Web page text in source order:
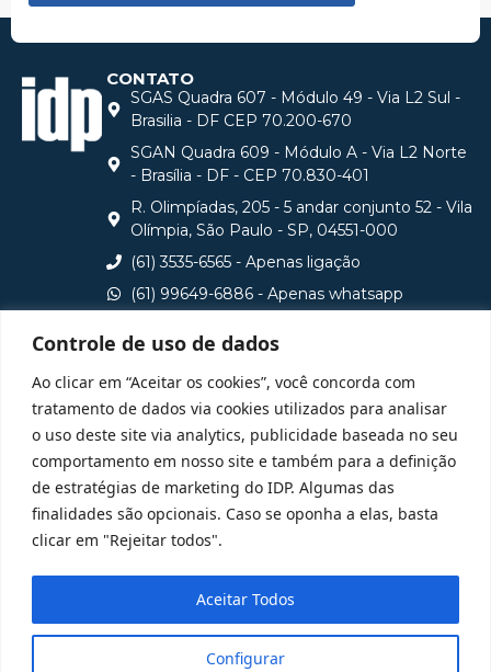
Controle de uso de dados
Ao clicar em “Aceitar os cookies”, você concorda com
tratamento de dados via cookies utilizados para analisar
o uso deste site via analytics, publicidade baseada no seu
comportamento em nosso site e também para a definição
de estratégias de marketing do IDP. Algumas das
finalidades são opcionais. Caso se oponha a elas, basta
clicar em "Rejeitar todos".
Configurar
Aceitar Todos
CONTATO
SGAS Quadra 607 - Módulo 49 - Via L2 Sul -
Brasilia - DF CEP 70.200-670
SGAN Quadra 609 - Módulo A - Via L2 Norte
- Brasília - DF - CEP 70.830-401
R. Olimpíadas, 205 - 5 andar conjunto 52 - Vila
Olímpia, São Paulo - SP, 04551-000
(61) 3535-6565 - Apenas ligação
(61) 99649-6886 - Apenas whatsapp
Consulte aqui o cadastro da Instituição no Sistema e-
MEC